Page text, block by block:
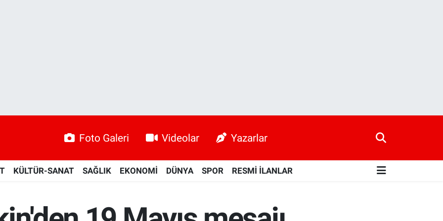
Foto Galeri Videolar Yazarlar
KÜLTÜR-SANAT SAĞLIK EKONOMİ DÜNYA SPOR RESMİ İLANLAR